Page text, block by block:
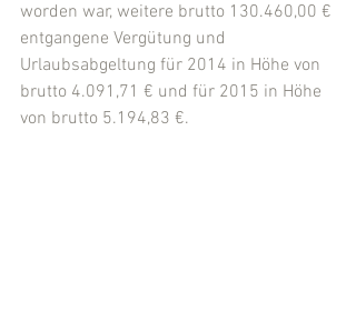
worden war, weitere brutto 130.460,00 €
entgangene Vergütung und
Urlaubsabgeltung für 2014 in Höhe von
brutto 4.091,71 € und für 2015 in Höhe
von brutto 5.194,83 €.